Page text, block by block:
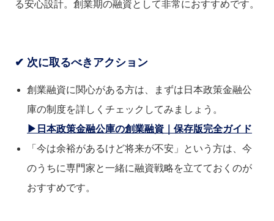
る安心設計。創業期の融資として非常におすすめです。
✔ 次に取るべきアクション
創業融資に関心がある方は、まずは日本政策金融公
庫の制度を詳しくチェックしてみましょう。
▶日本政策金融公庫の創業融資｜保存版完全ガイド
「今は余裕があるけど将来が不安」という方は、今
のうちに専門家と一緒に融資戦略を立てておくのが
おすすめです。